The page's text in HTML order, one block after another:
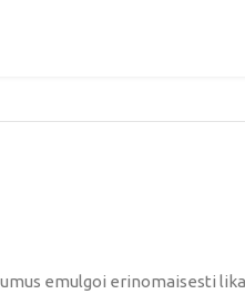
emulgoi erinomaisesti